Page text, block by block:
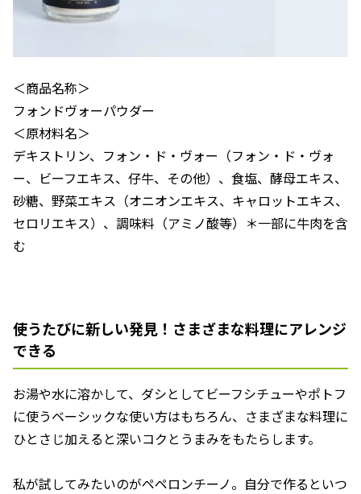
＜商品名称＞
フォンドヴォーパウダー
＜原材料名＞
デキストリン、フォン・ド・ヴォー（フォン・ド・ヴォ
ー、ビーフエキス、仔牛、その他）、食塩、酵母エキス、
砂糖、野菜エキス（オニオンエキス、キャロットエキス、
セロリエキス）、調味料（アミノ酸等）＊一部に牛肉を含
む
使うたびに新しい発見！さまざまな料理にアレンジ
できる
お湯や水に溶かして、ダシとしてビーフシチューやポトフ
に使うベーシックな使い方はもちろん、さまざまな料理に
ひとさじ加えると深いコクとうまみをもたらします。
私が試してみたいのがペペロンチーノ。自分で作るといつ